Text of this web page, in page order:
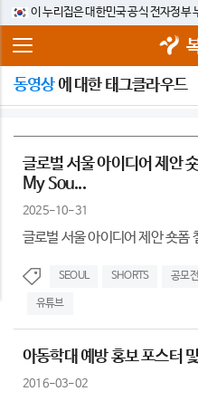
이 누리집은 대한민국 공식 전자정부
동영상에 대한 태그클라우드
글로벌 서울 아이디어 제안
My Sou...
2025-10-31
글로벌 서울 아이디어 제안 숏폼
SEOUL SHORTS 공모전
유튜브
아동학대 예방 홍보 포스터
2016-03-02